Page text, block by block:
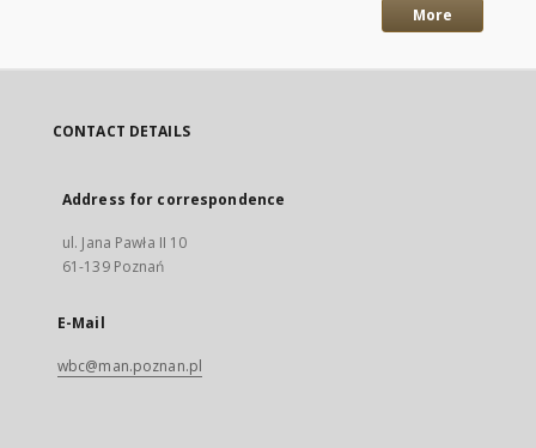
More
CONTACT DETAILS
Address for correspondence
ul. Jana Pawła II 10
61-139 Poznań
E-Mail
wbc@man.poznan.pl